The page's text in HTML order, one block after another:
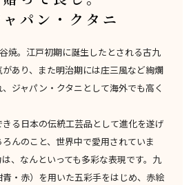
パン・クタニ
焼。江戸初期に誕生したとされる古九
あり、また明治期には庄三風など絢爛
ジャパン・クタニとして海外でも高く
る日本の伝統工芸品として進化を遂げ
んのこと、世界中で愛用されていま
、なんといっても多彩な表現です。九
・赤）を用いた五彩手をはじめ、赤絵